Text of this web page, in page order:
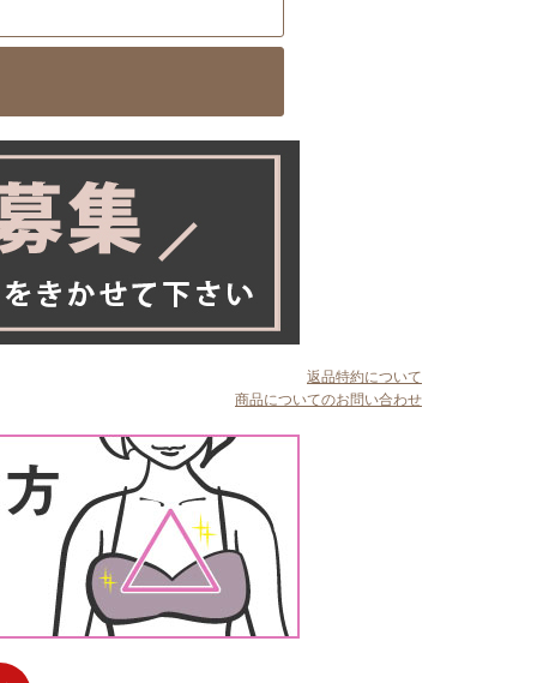
返品特約について
商品についてのお問い合わせ